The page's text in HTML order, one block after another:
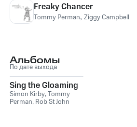
Freaky Chancer
Tommy Perman, Ziggy Campbell
Альбомы
По дате выхода
Sing the Gloaming
Simon Kirby,Tommy
Perman, Rob St John